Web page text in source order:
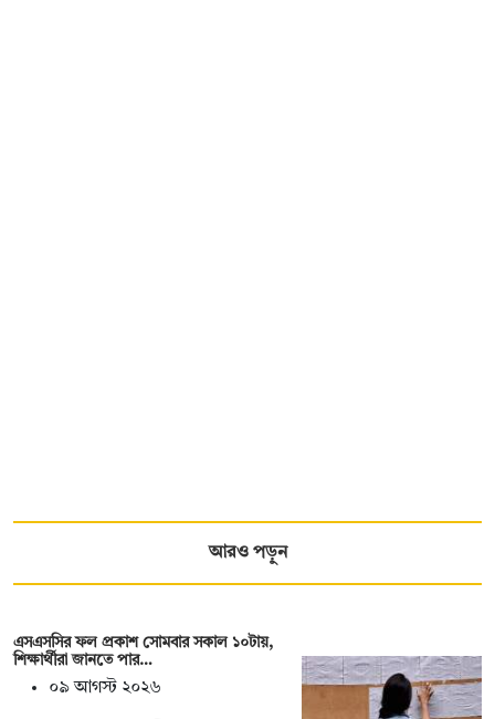
আরও পড়ুন
এসএসসির ফল প্রকাশ সোমবার সকাল ১০টায়,
শিক্ষার্থীরা জানতে পার…
০৯ আগস্ট ২০২৬